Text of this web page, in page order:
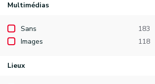
Multimédias
Sans
183
Images
118
Lieux